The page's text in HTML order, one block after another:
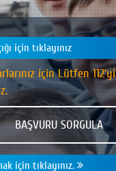
için tıklayınız
için Lütfen 112'yi
BAŞVURU SORGULA
için tıklayınız.